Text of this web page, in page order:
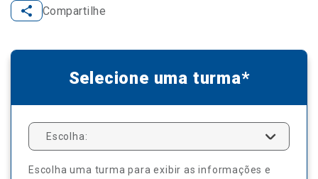
Compartilhe
Selecione uma turma*
Escolha:
Escolha uma turma para exibir as informações e